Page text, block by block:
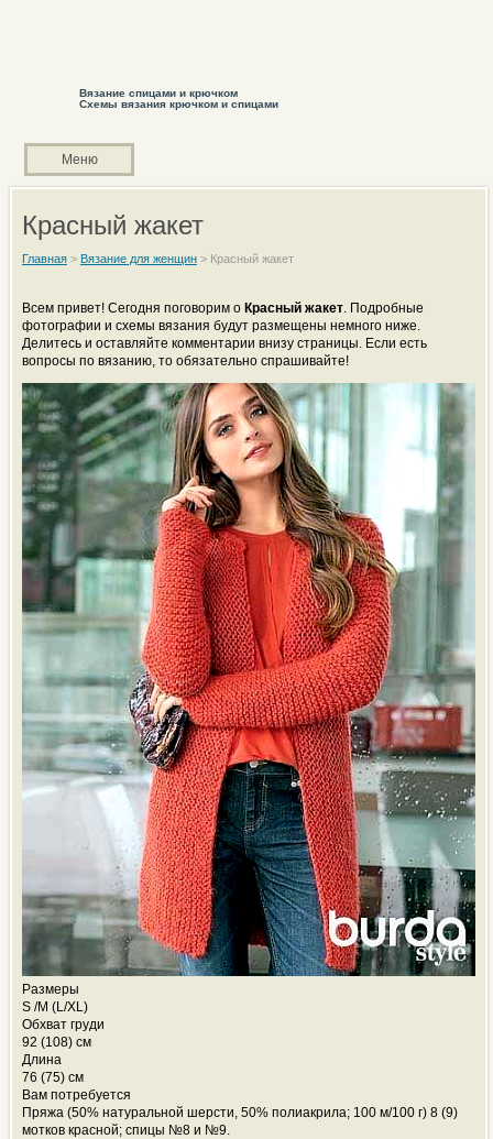
Вязание спицами и крючком
Схемы вязания крючком и спицами
Меню
Красный жакет
Главная> Вязание для женщин> Красный жакет
Всем привет! Сегодня поговорим о Красный жакет. Подробные
фотографии и схемы вязания будут размещены немного ниже.
Делитесь и оставляйте комментарии внизу страницы. Если есть
вопросы по вязанию, то обязательно спрашивайте!
Размеры
S /M (L/XL)
Обхват груди
92 (108) см
Длина
76 (75) см
Вам потребуется
Пряжа (50% натуральной шерсти, 50% полиакрила; 100 м/100 г) 8 (9)
мотков красной; спицы №8 и №9.